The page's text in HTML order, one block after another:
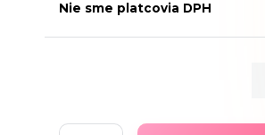
Nie sme platcovia DPH